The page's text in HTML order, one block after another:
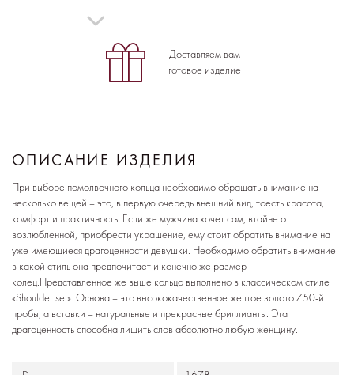
Доставляем вам
готовое изделие
ОПИСАНИЕ ИЗДЕЛИЯ
При выборе помолвочного кольца необходимо обращать внимание на
несколько вещей – это, в первую очередь внешний вид, тоесть красота,
комфорт и практичность. Если же мужчина хочет сам, втайне от
возлюбленной, приобрести украшение, ему стоит обратить внимание на
уже имеющиеся драгоценности девушки. Необходимо обратить внимание
в какой стиль она предпочитает и конечно же размер
колец.Представленное же выше кольцо выполнено в классическом стиле
«Shoulder set». Основа – это высококачественное желтое золото 750-й
пробы, а вставки – натуральные и прекрасные бриллианты. Эта
драгоценность способна лишить слов абсолютно любую женщину.